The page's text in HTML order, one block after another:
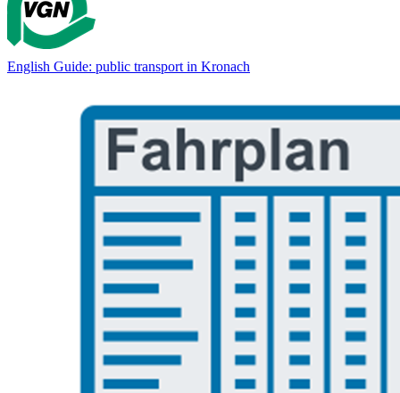
English Guide: public transport in Kronach